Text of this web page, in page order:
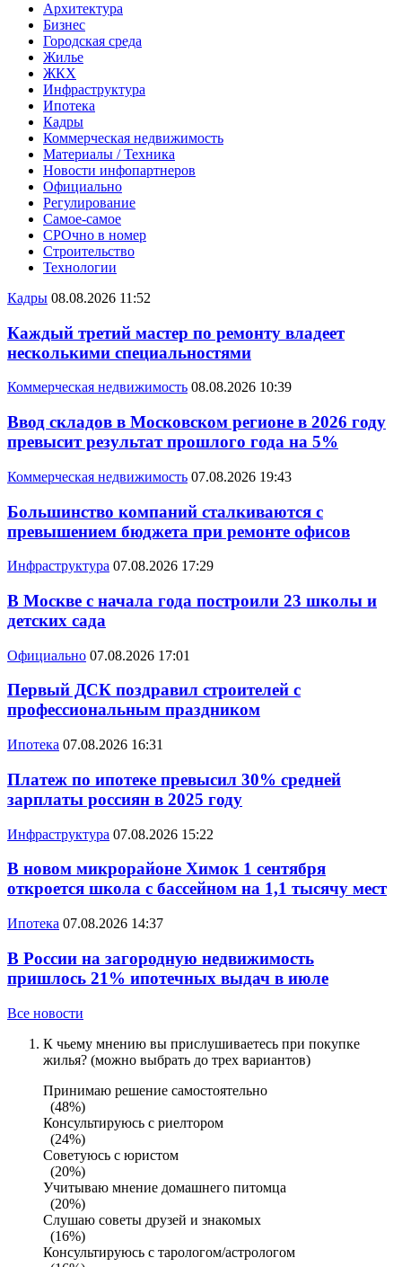
Архитектура
Бизнес
Городская среда
Жилье
ЖКХ
Инфраструктура
Ипотека
Кадры
Коммерческая недвижимость
Материалы / Техника
Новости инфопартнеров
Официально
Регулирование
Самое-самое
СРОчно в номер
Строительство
Технологии
Кадры 08.08.2026 11:52
Каждый третий мастер по ремонту владеет
несколькими специальностями
Коммерческая недвижимость 08.08.2026 10:39
Ввод складов в Московском регионе в 2026 году
превысит результат прошлого года на 5%
Коммерческая недвижимость 07.08.2026 19:43
Большинство компаний сталкиваются с
превышением бюджета при ремонте офисов
Инфраструктура 07.08.2026 17:29
В Москве с начала года построили 23 школы и
детских сада
Официально 07.08.2026 17:01
Первый ДСК поздравил строителей с
профессиональным праздником
Ипотека 07.08.2026 16:31
Платеж по ипотеке превысил 30% средней
зарплаты россиян в 2025 году
Инфраструктура 07.08.2026 15:22
В новом микрорайоне Химок 1 сентября
откроется школа с бассейном на 1,1 тысячу мест
Ипотека 07.08.2026 14:37
В России на загородную недвижимость
пришлось 21% ипотечных выдач в июле
Все новости
К чьему мнению вы прислушиваетесь при покупке
жилья? (можно выбрать до трех вариантов)
Принимаю решение самостоятельно
(48%)
Консультируюсь с риелтором
(24%)
Советуюсь с юристом
(20%)
Учитываю мнение домашнего питомца
(20%)
Слушаю советы друзей и знакомых
(16%)
Консультируюсь с тарологом/астрологом